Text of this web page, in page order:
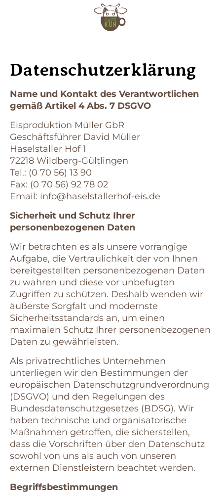
Datenschutzerklärung
Name und Kontakt des Verantwortlichen
gemäß Artikel 4 Abs. 7 DSGVO
Eisproduktion Müller GbR
Geschäftsführer David Müller
Haselstaller Hof 1
72218 Wildberg-Gültlingen
Tel.: (0 70 56) 13 90
Fax: (0 70 56) 92 78 02
Email: info@haselstallerhof-eis.de
Sicherheit und Schutz Ihrer
personenbezogenen Daten
Wir betrachten es als unsere vorrangige
Aufgabe, die Vertraulichkeit der von Ihnen
bereitgestellten personenbezogenen Daten
zu wahren und diese vor unbefugten
Zugriffen zu schützen. Deshalb wenden wir
äußerste Sorgfalt und modernste
Sicherheitsstandards an, um einen
maximalen Schutz Ihrer personenbezogenen
Daten zu gewährleisten.
Als privatrechtliches Unternehmen
unterliegen wir den Bestimmungen der
europäischen Datenschutzgrundverordnung
(DSGVO) und den Regelungen des
Bundesdatenschutzgesetzes (BDSG). Wir
haben technische und organisatorische
Maßnahmen getroffen, die sicherstellen,
dass die Vorschriften über den Datenschutz
sowohl von uns als auch von unseren
externen Dienstleistern beachtet werden.
Begriffsbestimmungen